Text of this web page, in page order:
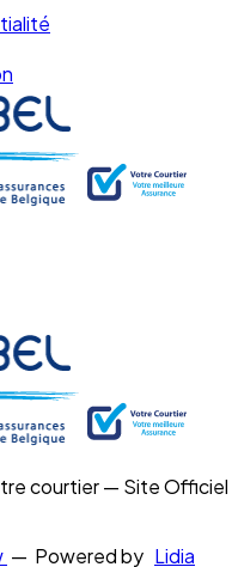
courtier — Site Officiel
— Powered by Lidia